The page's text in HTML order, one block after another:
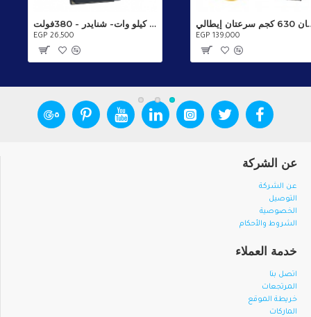
انفرتر 3 كيلو وات- شنايدر - 380فولت - ATV320U30N4C
EGP 26,500
سرعتان إيطالي
EGP 139,000
عن الشركة
عن الشركة
التوصيل
الخصوصية
الشروط والأحكام
خدمة العملاء
اتصل بنا
المرتجعات
خريطة الموقع
الماركات